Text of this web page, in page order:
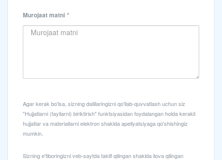
Murojaat matni *
Agar kerak bo'lsa, sizning dalillaringizni qo'llab-quvvatlash uchun siz
"Hujjatlarni (fayllarni) biriktirish" funktsiyasidan foydalangan holda kerakli
hujjatlar va materiallarni elektron shaklda apellyatsiyaga qo'shishingiz
mumkin.
Sizning e'tiboringizni veb-saytda taklif qilingan shaklda ilova qilingan